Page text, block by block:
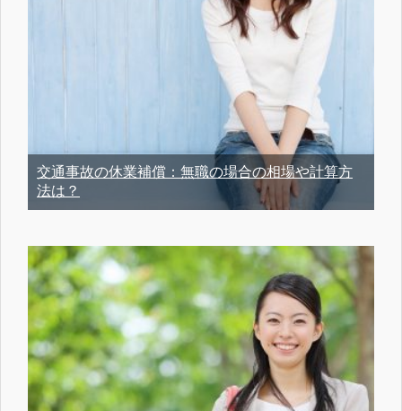
交通事故の休業補償：無職の場合の相場や計算方
法は？